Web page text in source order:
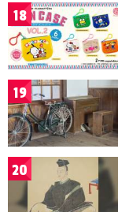
18
19
20